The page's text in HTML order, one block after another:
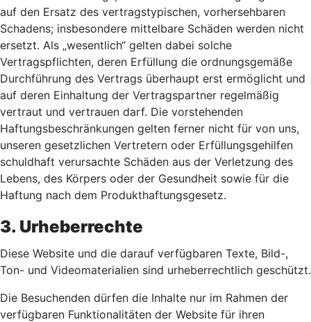
auf den Ersatz des vertragstypischen, vorhersehbaren
Schadens; insbesondere mittelbare Schäden werden nicht
ersetzt. Als „wesentlich“ gelten dabei solche
Vertragspflichten, deren Erfüllung die ordnungsgemäße
Durchführung des Vertrags überhaupt erst ermöglicht und
auf deren Einhaltung der Vertragspartner regelmäßig
vertraut und vertrauen darf. Die vorstehenden
Haftungsbeschränkungen gelten ferner nicht für von uns,
unseren gesetzlichen Vertretern oder Erfüllungsgehilfen
schuldhaft verursachte Schäden aus der Verletzung des
Lebens, des Körpers oder der Gesundheit sowie für die
Haftung nach dem Produkthaftungsgesetz.
3. Urheberrechte
Diese Website und die darauf verfügbaren Texte, Bild-,
Ton- und Videomaterialien sind urheberrechtlich geschützt.
Die Besuchenden dürfen die Inhalte nur im Rahmen der
verfügbaren Funktionalitäten der Website für ihren